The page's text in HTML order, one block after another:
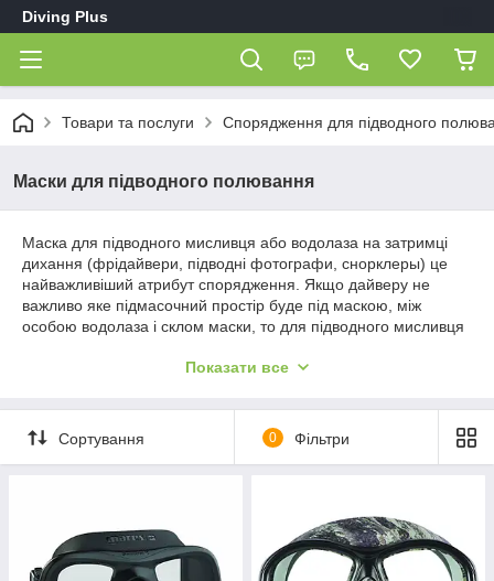
Diving Plus
Товари та послуги Спорядження для підводного
Маски для підводного полювання
Маска для підводного мисливця або водолаза на затримці
дихання (фрідайвери, підводні фотографи, снорклеры) це
найважливіший атрибут спорядження. Якщо дайверу не
важливо яке підмасочний простір буде під маскою, між
особою водолаза і склом маски, то для підводного мисливця
підмасочний простір в масці для підводного мисливця -
при вирівнюванні тиску під маскою при зануренні на глибину.
Второе это расстояние между глазами и стеклом в масках
для подводной охоты, чем оно меньше, тем угол обзора
оставаться мягким при падении температуры окружающей
среды. Чем лучше и серьёзнее вы подойдете к выбору маски
для подводной охоты тем комфортнее вы будете чувствовать
Показати все
Сортування 0 Фільтри